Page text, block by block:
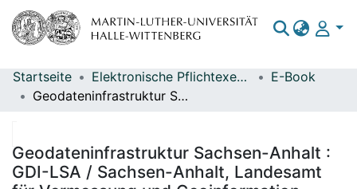
Bereiche & Sammlungen
Statistiken
Startseite Elektronische Pflichtexemplare
E-Book
Geodateninfrastruktur Sachsen-Anhalt : GDI-LSA / Sachsen-Anhalt, Landesamt für Vermessung und Geoinformation
Geodateninfrastruktur Sachsen-Anhalt :
GDI-LSA / Sachsen-Anhalt, Landesamt